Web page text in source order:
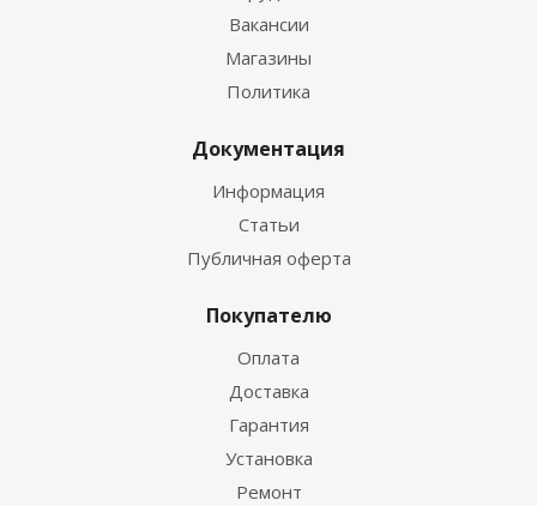
Вакансии
Магазины
Политика
Документация
Информация
Статьи
Публичная оферта
Покупателю
Оплата
Доставка
Гарантия
Установка
Ремонт